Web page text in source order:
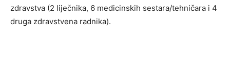
zdravstva (2 liječnika, 6 medicinskih sestara/tehničara i 4
druga zdravstvena radnika).